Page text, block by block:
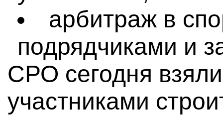
арбитраж в
подрядчиками и
СРО сегодня
участниками